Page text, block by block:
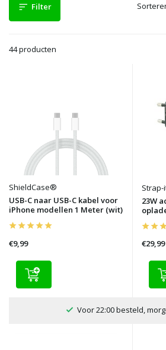
Filter
44 producten
ShieldCase®
USB-C naar USB-C kabel voor
iPhone modellen 1 Meter (wit)
€9,99
23W
€29,99
100 dagen